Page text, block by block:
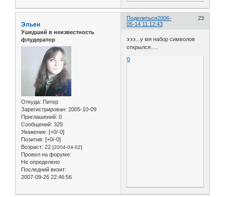
Поделиться 23
2006-
05-14 11:12:43
Эльен
Ушедший в неизвестность
флудератор
Откуда: Питер
Зарегистрирован: 2005-10-09
Приглашений: 0
Сообщений: 325
Уважение: [+0/-0]
Позитив: [+0/-0]
Возраст: 22 [2004-04-02]
Провел на форуме:
Не определено
Последний визит:
2007-09-26 22:46:56
эээ...у мя набор символов
открылся.....
0